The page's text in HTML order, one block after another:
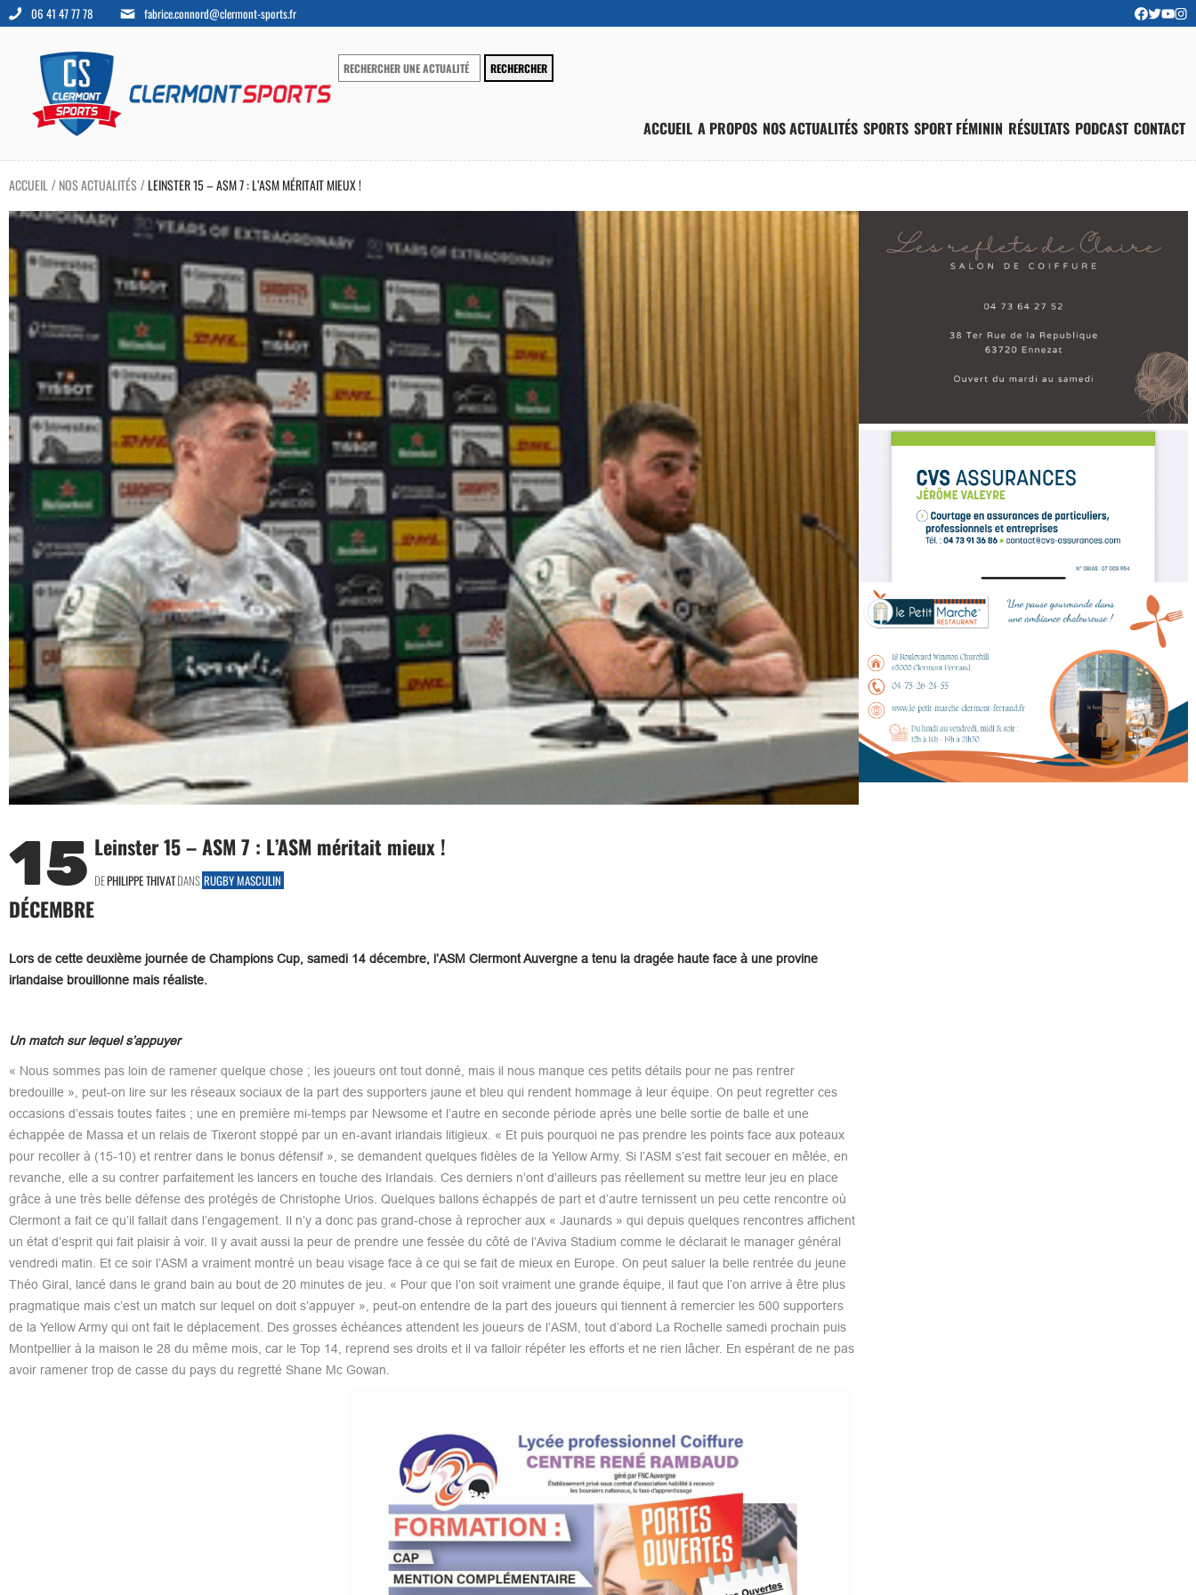
06 41 47 77 78 fabrice.connord@clermont-sports.fr
ACCUEIL A PROPOS NOS ACTUALITÉS SPORTS SPORT FÉMININ RÉSULTATS PODCAST CONTACT
ACCUEIL / NOS ACTUALITÉS/LEINSTER 15 – ASM 7 : L’ASM MÉRITAIT MIEUX !
15
DÉCEMBRE
Leinster 15 – ASM 7 : L’ASM méritait mieux !
DEPHILIPPE THIVATDANS RUGBY MASCULIN
Lors de cette deuxième journée de Champions Cup, samedi 14 décembre, l’ASM Clermont Auvergne a tenu la dragée haute face à une provine
irlandaise brouillonne mais réaliste.
Un match sur lequel s’appuyer
« Nous sommes pas loin de ramener quelque chose ; les joueurs ont tout donné, mais il nous manque ces petits détails pour ne pas rentrer
bredouille », peut-on lire sur les réseaux sociaux de la part des supporters jaune et bleu qui rendent hommage à leur équipe. On peut regretter ces
occasions d’essais toutes faites ; une en première mi-temps par Newsome et l’autre en seconde période après une belle sortie de balle et une
échappée de Massa et un relais de Tixeront stoppé par un en-avant irlandais litigieux. « Et puis pourquoi ne pas prendre les points face aux poteaux
pour recoller à (15-10) et rentrer dans le bonus défensif », se demandent quelques fidèles de la Yellow Army. Si l’ASM s’est fait secouer en mêlée, en
revanche, elle a su contrer parfaitement les lancers en touche des Irlandais. Ces derniers n’ont d’ailleurs pas réellement su mettre leur jeu en place
grâce à une très belle défense des protégés de Christophe Urios. Quelques ballons échappés de part et d’autre ternissent un peu cette rencontre où
Clermont a fait ce qu’il fallait dans l’engagement. Il n’y a donc pas grand-chose à reprocher aux « Jaunards » qui depuis quelques rencontres affichent
un état d’esprit qui fait plaisir à voir. Il y avait aussi la peur de prendre une fessée du côté de l’Aviva Stadium comme le déclarait le manager général
vendredi matin. Et ce soir l’ASM a vraiment montré un beau visage face à ce qui se fait de mieux en Europe. On peut saluer la belle rentrée du jeune
Théo Giral, lancé dans le grand bain au bout de 20 minutes de jeu. « Pour que l’on soit vraiment une grande équipe, il faut que l’on arrive à être plus
pragmatique mais c’est un match sur lequel on doit s’appuyer », peut-on entendre de la part des joueurs qui tiennent à remercier les 500 supporters
de la Yellow Army qui ont fait le déplacement. Des grosses échéances attendent les joueurs de l’ASM, tout d’abord La Rochelle samedi prochain puis
Montpellier à la maison le 28 du même mois, car le Top 14, reprend ses droits et il va falloir répéter les efforts et ne rien lâcher. En espérant de ne pas
avoir ramener trop de casse du pays du regretté Shane Mc Gowan.